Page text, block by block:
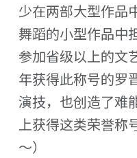
少在两部大型作品
舞蹈的小型作品中
参加省级以上的文
年获得此称号的罗
演技，也创造了难
上获得这类荣誉称
～）